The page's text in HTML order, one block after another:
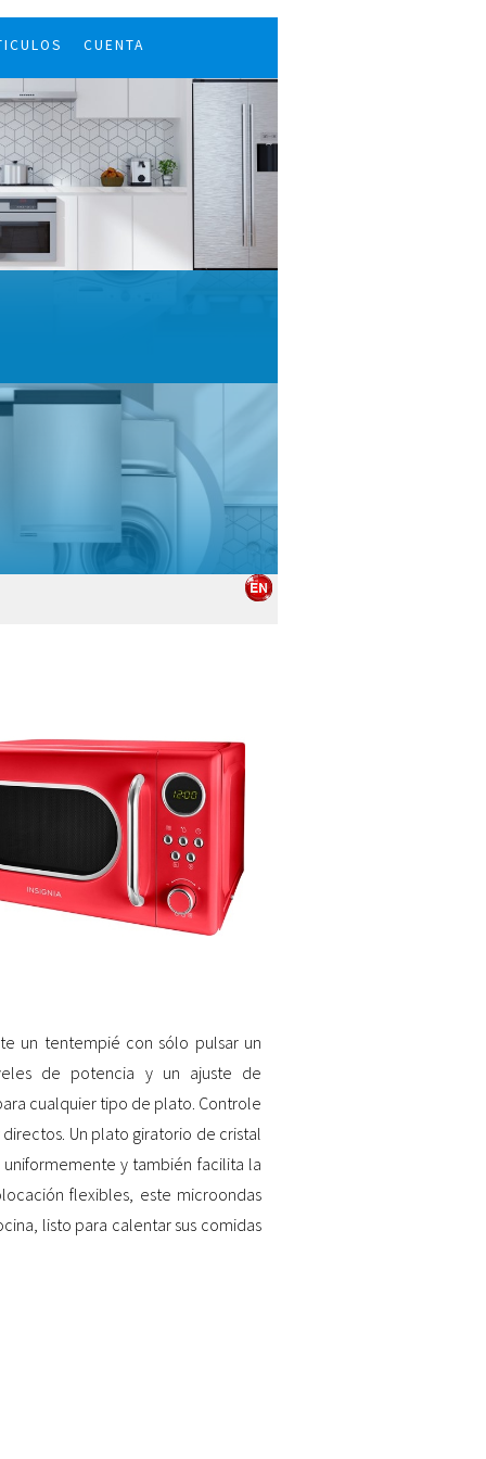
CUENTA
un tentempié con sólo pulsar un
de potencia y un ajuste de
cualquier tipo de plato. Controle
Un plato giratorio de cristal
y también facilita la
flexibles, este microondas
listo para calentar sus comidas